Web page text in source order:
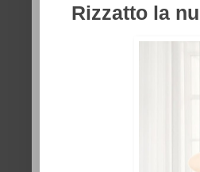
Rizzatto la